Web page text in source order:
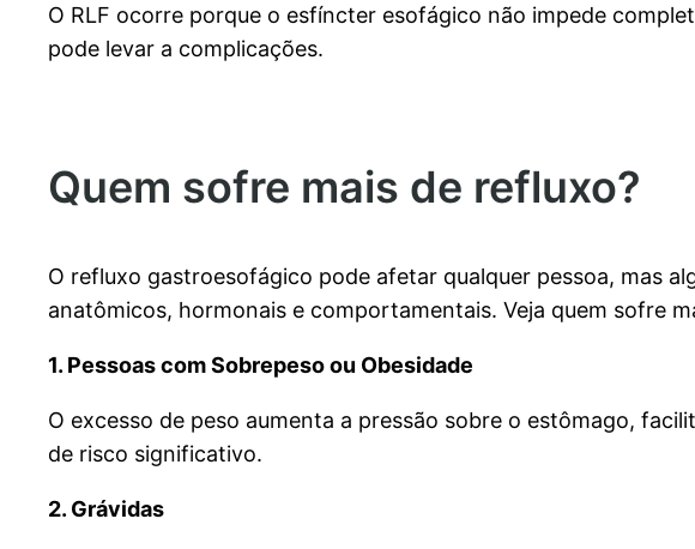
O RLF ocorre porque o esfíncter esofágico não impede
pode levar a complicações.
Quem sofre mais de refluxo?
O refluxo gastroesofágico pode afetar qualquer pessoa, mas
anatômicos, hormonais e comportamentais. Veja quem sofre
1. Pessoas com Sobrepeso ou Obesidade
O excesso de peso aumenta a pressão sobre o estômago,
de risco significativo.
2. Grávidas